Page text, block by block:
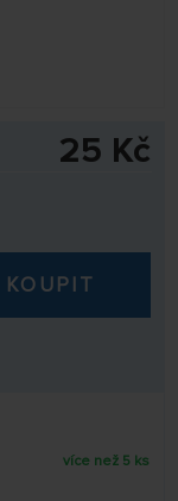
25 Kč
KOUPIT
více než 5 ks